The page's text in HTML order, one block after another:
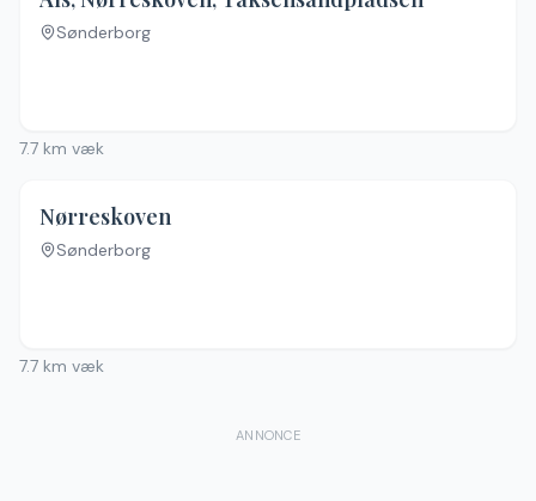
Sønderborg
7.7 km væk
Nørreskoven
Sønderborg
7.7 km væk
ANNONCE